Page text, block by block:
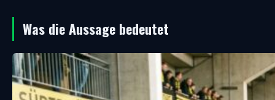
Was die Aussage bedeutet